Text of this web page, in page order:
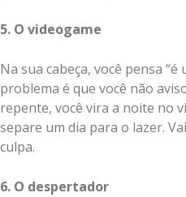
5. O videogame
Na sua cabeça, você pensa “é
problema é que você não
repente, você vira a noite no
separe um dia para o lazer.
culpa.
6. O despertador